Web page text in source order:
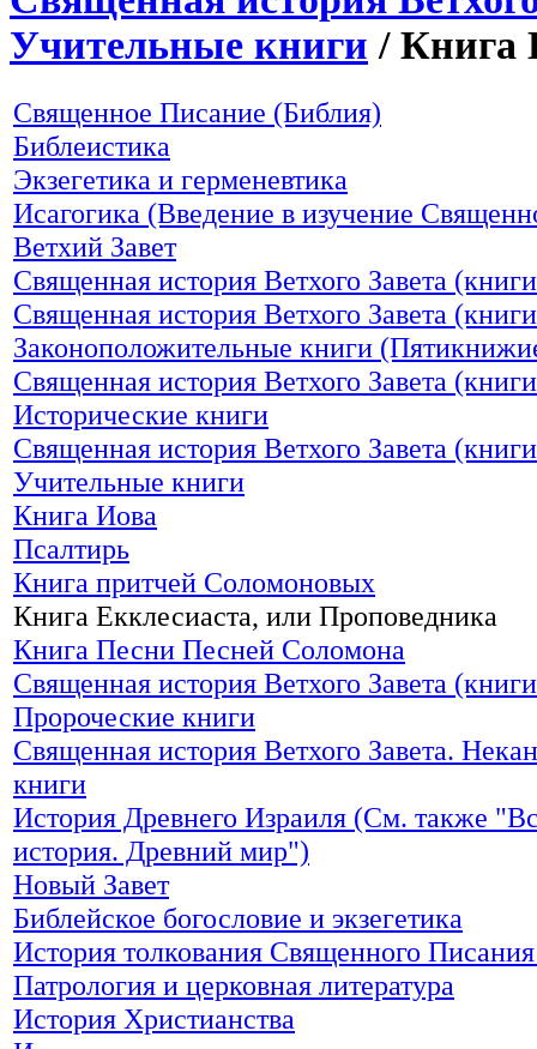
Учительные книги / Книга
Священное Писание (Библия)
Библеистика
Экзегетика и герменевтика
Исагогика (Введение в изучение
Ветхий Завет
Священная история Ветхого Завета
Священная история Ветхого Завета
Законоположительные книги
Священная история Ветхого Завета
Исторические книги
Священная история Ветхого Завета
Учительные книги
Книга Иова
Псалтирь
Книга притчей Соломоновых
Книга Екклесиаста, или Проповедника
Книга Песни Песней Соломона
Священная история Ветхого Завета
Пророческие книги
Священная история Ветхого Завета.
книги
История Древнего Израиля (См. также
история. Древний мир")
Новый Завет
Библейское богословие и экзегетика
История толкования Священного
Патрология и церковная литература
История Христианства